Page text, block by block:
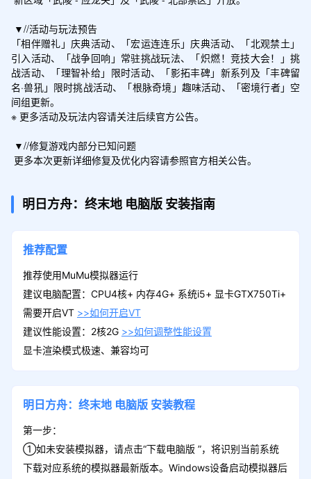
「相伴赠礼」庆典活动、「宏运连连乐」庆典活动、「北观禁土」
引入活动、「战争回响」常驻挑战玩法、「炽燃！竞技大会！」挑
战活动、「理智补给」限时活动、「影拓丰碑」新系列及「丰碑留
名·兽犼」限时挑战活动、「根脉奇境」趣味活动、「密境行者」空
间组更新。
※ 更多活动及玩法内容请关注后续官方公告。
更多本次更新详细修复及优化内容请参照官方相关公告。
明日方舟：终末地 电脑版 安装指南
推荐配置
推荐使用MuMu模拟器运行
建议电脑配置：CPU4核+ 内存4G+ 系统i5+ 显卡GTX750Ti+
需要开启VT >>如何开启VT
建议性能设置：2核2G >>如何调整性能设置
显卡渲染模式极速、兼容均可
明日方舟：终末地 电脑版 安装教程
第一步：
①如未安装模拟器，请点击“下载电脑版 ”，将识别当前系统
下载对应系统的模拟器最新版本。Windows设备启动模拟器后